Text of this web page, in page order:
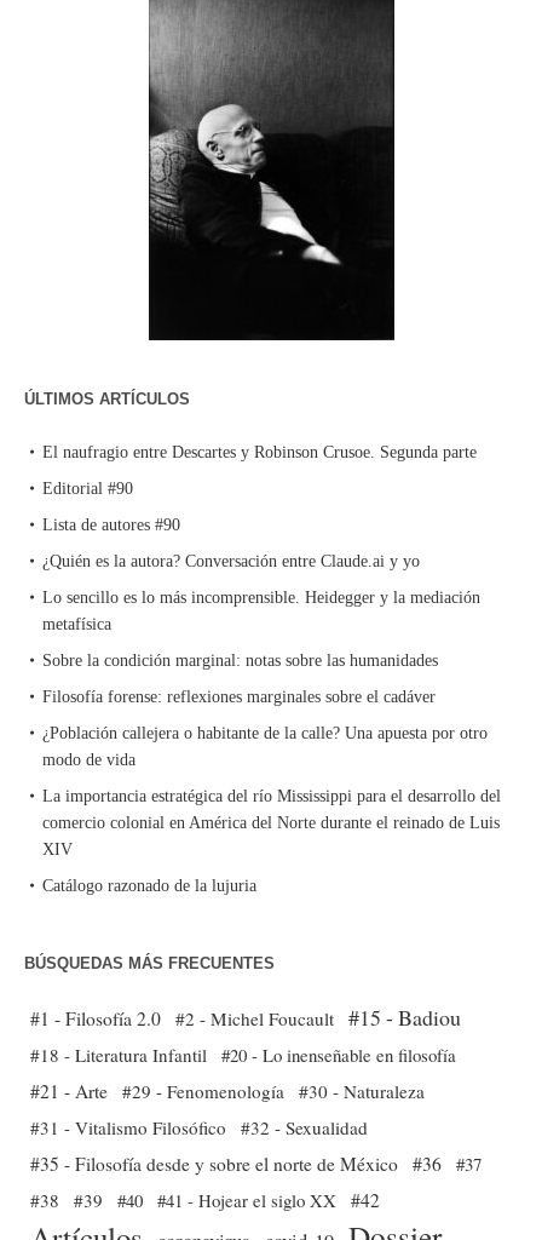
ÚLTIMOS ARTÍCULOS
El naufragio entre Descartes y Robinson Crusoe. Segunda parte
Editorial #90
Lista de autores #90
¿Quién es la autora? Conversación entre Claude.ai y yo
Lo sencillo es lo más incomprensible. Heidegger y la mediación
metafísica
Sobre la condición marginal: notas sobre las humanidades
Filosofía forense: reflexiones marginales sobre el cadáver
¿Población callejera o habitante de la calle? Una apuesta por otro
modo de vida
La importancia estratégica del río Mississippi para el desarrollo del
comercio colonial en América del Norte durante el reinado de Luis
XIV
Catálogo razonado de la lujuria
BÚSQUEDAS MÁS FRECUENTES
#1 - Filosofía 2.0 #2 - Michel Foucault #15 - Badiou
#18 - Literatura Infantil #20 - Lo inenseñable en filosofía
#21 - Arte #29 - Fenomenología
#30 - Naturaleza
#31 - Vitalismo Filosófico
#32 - Sexualidad
#35 - Filosofía desde y sobre el norte de México #36 #37
#38
#39 #40 #41 - Hojear el siglo XX #42